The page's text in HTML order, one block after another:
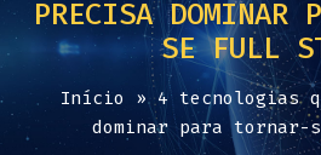
PRECISA DOMINAR
SE FULL
Início »4 tecnologias
dominar para tornar-